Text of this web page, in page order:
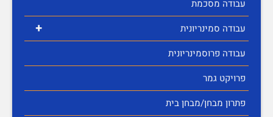
עבודה מסכמת
+
עבודה סמינריונית
עבודה פרוסמינריונית
פרויקט גמר
פתרון מבחן/מבחן בית